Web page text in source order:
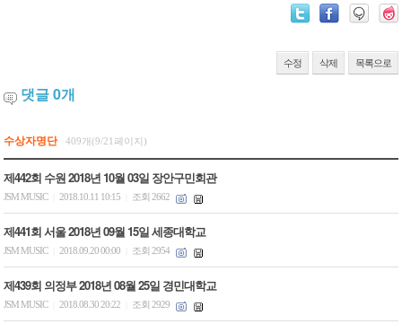
수정 삭제 목록으로
댓글0개
수상자명단 409개(9/21페이지)
제442회 수원 2018년 10월 03일 장안구민회관
JSM MUSIC 2018.10.11 10:15 조회 2662
제441회 서울 2018년 09월 15일 세종대학교
JSM MUSIC 2018.09.20 00:00 조회 2954
제439회 의정부 2018년 08월 25일 경민대학교
JSM MUSIC 2018.08.30 20:22 조회 2929